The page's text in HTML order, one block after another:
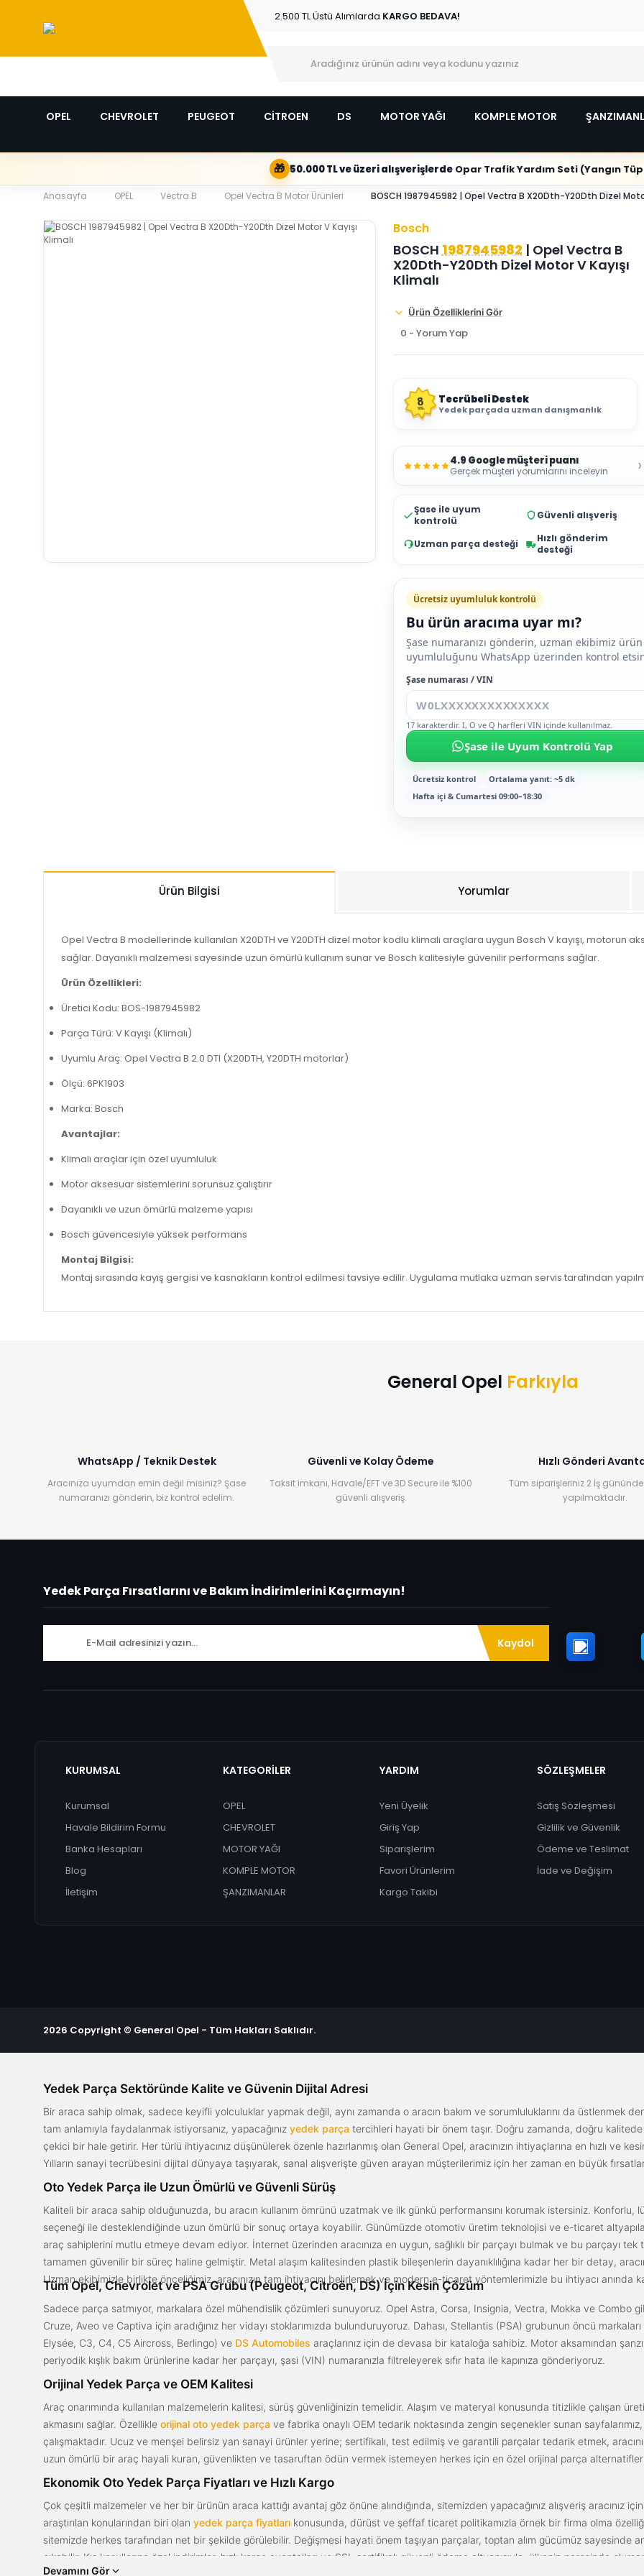
2.500 TL Üstü Alımlarda KARGO BEDAVA!
OPEL CHEVROLET PEUGEOT CİTROEN DS MOTOR YAĞI KOMPLE MOTOR
🎁 50.000 TL ve üzeri alışverişlerdeOpar Trafik Yardım Seti (Yangın
Anasayfa OPEL Vectra B Opel Vectra B Motor Ürünleri BOSCH 1987945982 | Opel Vectra B X20Dth-Y20Dth Dizel Motor
Bosch
BOSCH1987945982 | Opel Vectra B
X20Dth-Y20Dth Dizel Motor V Kayışı
Klimalı
Ürün Özelliklerini Gör
0 - Yorum Yap
8
YIL
Tecrübeli Destek
Yedek parçada uzman danışmanlık
4.9 Google müşteri puanı
Gerçek müşteri yorumlarını inceleyin ›
Şase ile uyum
kontrolü
Güvenli alışveriş
Uzman parça desteği
Hızlı gönderim
desteği
Ücretsiz uyumluluk kontrolü
Bu ürün aracıma uyar mı?
Şase numaranızı gönderin, uzman ekibimiz ürün
uyumluluğunu WhatsApp üzerinden kontrol
Şase numarası / VIN
17 karakterdir. I, O ve Q harfleri VIN içinde kullanılmaz.
Şase ile Uyum Kontrolü Yap
Ücretsiz kontrol
Ortalama yanıt: ~5 dk
Hafta içi & Cumartesi 09:00–18:30
Ürün Bilgisi Yorumlar
Opel Vectra B modellerinde kullanılan X20DTH ve Y20DTH dizel motor kodlu klimalı araçlara uygun Bosch V kayışı, motorun
sağlar. Dayanıklı malzemesi sayesinde uzun ömürlü kullanım sunar ve Bosch kalitesiyle güvenilir performans sağlar.
Ürün Özellikleri:
Üretici Kodu: BOS-1987945982
Parça Türü: V Kayışı (Klimalı)
Uyumlu Araç: Opel Vectra B 2.0 DTI (X20DTH, Y20DTH motorlar)
Ölçü: 6PK1903
Marka: Bosch
Avantajlar:
Klimalı araçlar için özel uyumluluk
Motor aksesuar sistemlerini sorunsuz çalıştırır
Dayanıklı ve uzun ömürlü malzeme yapısı
Bosch güvencesiyle yüksek performans
Montaj Bilgisi:
Montaj sırasında kayış gergisi ve kasnakların kontrol edilmesi tavsiye edilir. Uygulama mutlaka uzman servis tarafından
General Opel Farkıyla
WhatsApp / Teknik Destek
Aracınıza uyumdan emin değil misiniz? Şase
numaranızı gönderin, biz kontrol edelim.
Güvenli ve Kolay Ödeme
Taksit imkanı, Havale/EFT ve 3D Secure ile %100
güvenli alışveriş.
Hızlı Gönderi
Tüm siparişleriniz 2 İş
yapılmaktadır.
Yedek Parça Fırsatlarını ve Bakım İndirimlerini Kaçırmayın!
Kaydol
KURUMSAL
Kurumsal
Havale Bildirim Formu
Banka Hesapları
Blog
İletişim
KATEGORİLER
OPEL
CHEVROLET
MOTOR YAĞI
KOMPLE MOTOR
ŞANZIMANLAR
YARDIM
Yeni Üyelik
Giriş Yap
Siparişlerim
Favori Ürünlerim
Kargo Takibi
SÖZLEŞMELER
Satış Sözleşmesi
Gizlilik ve Güvenlik
Ödeme ve Teslimat
İade ve Değişim
2026 Copyright © General Opel - Tüm Hakları Saklıdır.
Yedek Parça Sektöründe Kalite ve Güvenin Dijital Adresi
Bir araca sahip olmak, sadece keyifli yolculuklar yapmak değil, aynı zamanda o aracın bakım ve sorumluluklarını da üstlenmek
tam anlamıyla faydalanmak istiyorsanız, yapacağınız yedek parça tercihleri hayati bir önem taşır. Doğru zamanda, doğru
çekici bir hale getirir. Her türlü ihtiyacınız düşünülerek özenle hazırlanmış olan General Opel, aracınızın ihtiyaçlarına en hızlı ve
Yılların sanayi tecrübesini dijital dünyaya taşıyarak, sanal alışverişte güven arayan müşterilerimiz için her zaman en büyük
Oto Yedek Parça ile Uzun Ömürlü ve Güvenli Sürüş
Kaliteli bir araca sahip olduğunuzda, bu aracın kullanım ömrünü uzatmak ve ilk günkü performansını korumak istersiniz. Konforlu,
seçeneği ile desteklendiğinde uzun ömürlü bir sonuç ortaya koyabilir. Günümüzde otomotiv üretim teknolojisi ve e-ticaret
araç sahiplerini mutlu etmeye devam ediyor. İnternet üzerinden aracınıza en uygun, sağlıklı bir parçayı bulmak ve bu parçayı tek
tamamen güvenilir bir süreç haline gelmiştir. Metal alaşım kalitesinden plastik bileşenlerin dayanıklılığına kadar her bir detay,
Uzman ekibimizle birlikte önceliğimiz, aracınızın tam ihtiyacını belirlemek ve modern e-ticaret yöntemlerimizle bu ihtiyacı anında
Tüm Opel, Chevrolet ve PSA Grubu (Peugeot, Citroën, DS) İçin Kesin Çözüm
Sadece parça satmıyor, markalara özel mühendislik çözümleri sunuyoruz. Opel Astra, Corsa, Insignia, Vectra, Mokka ve Combo
Cruze, Aveo ve Captiva için aradığınız her vidayı stoklarımızda bulunduruyoruz. Dahası, Stellantis (PSA) grubunun öncü markaları
Elysée, C3, C4, C5 Aircross, Berlingo) ve DS Automobiles araçlarınız için de devasa bir kataloğa sahibiz. Motor aksamından
periyodik kışlık bakım ürünlerine kadar her parçayı, şasi (VIN) numaranızla filtreleyerek sıfır hata ile kapınıza gönderiyoruz.
Orijinal Yedek Parça ve OEM Kalitesi
Araç onarımında kullanılan malzemelerin kalitesi, sürüş güvenliğinizin temelidir. Alaşım ve materyal konusunda titizlikle çalışan
akmasını sağlar. Özellikle orijinal oto yedek parça ve fabrika onaylı OEM tedarik noktasında zengin seçenekler sunan
çalışmaktadır. Ucuz ve menşei belirsiz yan sanayi ürünler yerine; sertifikalı, test edilmiş ve garantili parçalar tedarik etmek,
uzun ömürlü bir araç hayali kuran, güvenlikten ve tasaruftan ödün vermek istemeyen herkes için en özel orijinal parça
Ekonomik Oto Yedek Parça Fiyatları ve Hızlı Kargo
Çok çeşitli malzemeler ve her bir ürünün araca kattığı avantaj göz önüne alındığında, sitemizden yapacağınız alışveriş aracınız
araştırılan konularından biri olan yedek parça fiyatları konusunda, dürüst ve şeffaf ticaret politikamızla örnek bir firma olma
sitemizde herkes tarafından net bir şekilde görülebilir. Değişmesi hayati önem taşıyan parçalar, toptan alım gücümüz sayesinde
çıkabilir. Kış koşullarına özel indirimler, hızlı kargo avantajları ve SSL sertifikalı güvenli ödeme altyapısıyla; ülkenin neresinde
Devamını Gör